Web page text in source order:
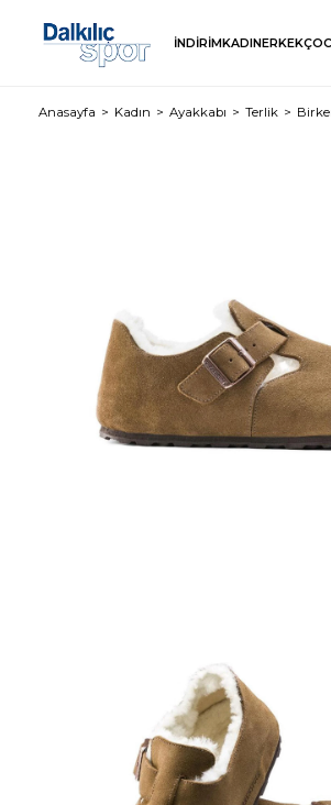
İNDİRİMKADINERKEK
Anasayfa Kadın Ayakkabı Terlik